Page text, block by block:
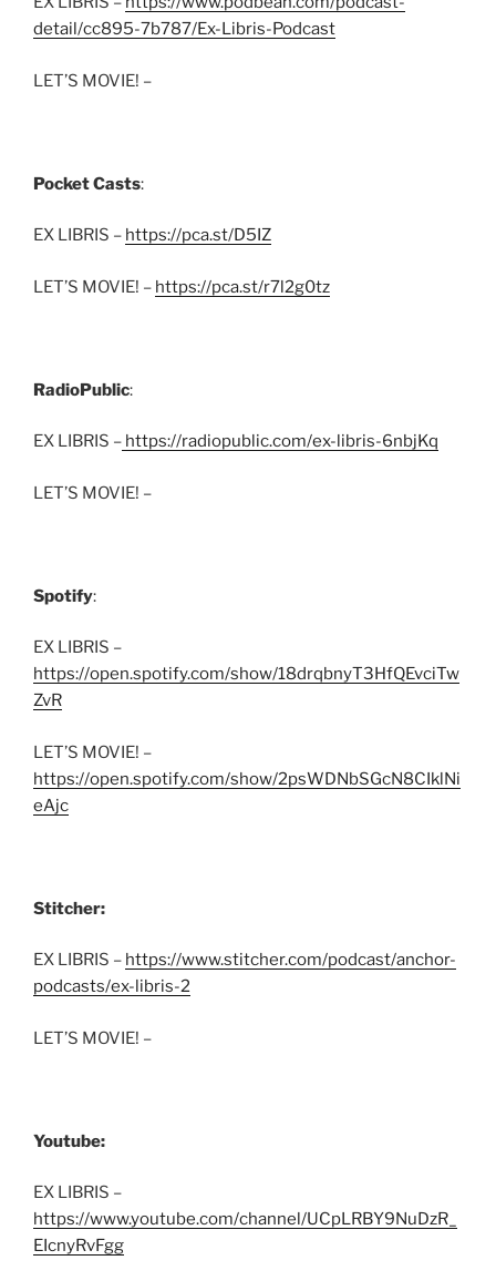
detail/cc895-7b787/Ex-Libris-Podcast
LET’S MOVIE! –
Pocket Casts:
EX LIBRIS – https://pca.st/D5IZ
LET’S MOVIE! – https://pca.st/r7l2g0tz
RadioPublic:
EX LIBRIS – https://radiopublic.com/ex-libris-6nbjKq
LET’S MOVIE! –
Spotify:
EX LIBRIS –
https://open.spotify.com/show/18drqbnyT3HfQEvciTw
ZvR
LET’S MOVIE! –
https://open.spotify.com/show/2psWDNbSGcN8CIklNi
eAjc
Stitcher:
EX LIBRIS – https://www.stitcher.com/podcast/anchor-
podcasts/ex-libris-2
LET’S MOVIE! –
Youtube:
EX LIBRIS –
https://www.youtube.com/channel/UCpLRBY9NuDzR_
EIcnyRvFgg